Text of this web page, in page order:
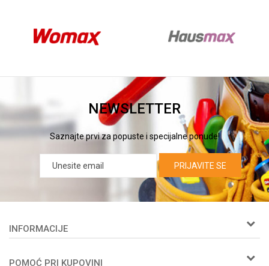
NEWSLETTER
Saznajte prvi za popuste i specijalne ponude!
PRIJAVITE SE
INFORMACIJE
POMOĆ PRI KUPOVINI